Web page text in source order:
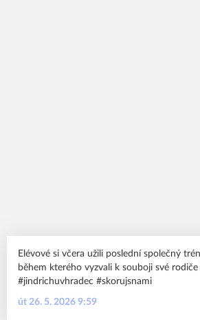
Elévové si včera užili poslední společný
během kterého vyzvali k souboji své
#jindrichuvhradec #skorujsnami
út 26. 5. 2026 9:59